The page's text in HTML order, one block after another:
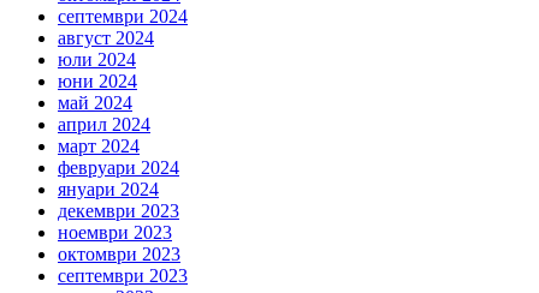
септември 2024
август 2024
юли 2024
юни 2024
май 2024
април 2024
март 2024
февруари 2024
януари 2024
декември 2023
ноември 2023
октомври 2023
септември 2023